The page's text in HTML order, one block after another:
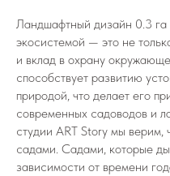
Ландшафтный дизайн 0.3 га
экосистемой — это не
и вклад в охрану
способствует развитию
природой, что делает его
современных садоводов и
студии ART Story мы
садами. Садами, которые
зависимости от времени